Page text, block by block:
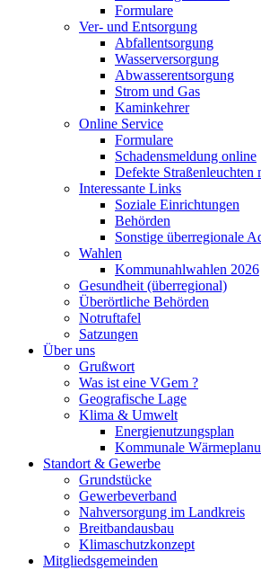
Formulare
Ver- und Entsorgung
Abfallentsorgung
Wasserversorgung
Abwasserentsorgung
Strom und Gas
Kaminkehrer
Online Service
Formulare
Schadensmeldung online
Defekte Straßenleuchten
Interessante Links
Soziale Einrichtungen
Behörden
Sonstige überregionale
Wahlen
Kommunahlwahlen 2026
Gesundheit (überregional)
Überörtliche Behörden
Notruftafel
Satzungen
Über uns
Grußwort
Was ist eine VGem ?
Geografische Lage
Klima & Umwelt
Energienutzungsplan
Kommunale
Standort & Gewerbe
Grundstücke
Gewerbeverband
Nahversorgung im Landkreis
Breitbandausbau
Klimaschutzkonzept
Mitgliedsgemeinden